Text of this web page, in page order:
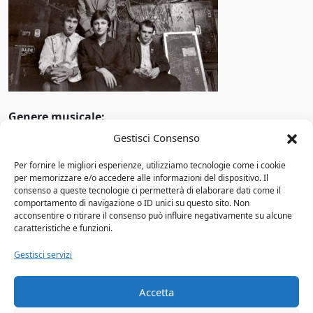
Gestisci Consenso
Per fornire le migliori esperienze, utilizziamo tecnologie come i cookie
per memorizzare e/o accedere alle informazioni del dispositivo. Il
consenso a queste tecnologie ci permetterà di elaborare dati come il
comportamento di navigazione o ID unici su questo sito. Non
acconsentire o ritirare il consenso può influire negativamente su alcune
caratteristiche e funzioni.
Gestisci servizi
Accetta
Pop alternativo
Pop barocco
Pop rap
Pop rock
Pop soul
Punk rock
R&B
1969
1970
1971
1974
1975
1976
1978
Genere musicale:
Altri Gruppi
Luciano Ligabue
3 Doors Down: storia del gruppo, membri,
Gina Palmieri
Il Muro del Canto